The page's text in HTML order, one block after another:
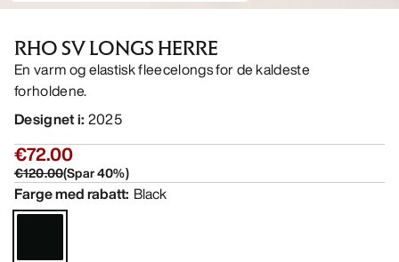
RHO SV LONGS HERRE
En varm og elastisk fleecelongs for de kaldeste
forholdene.
Designet i: 2025
€72.00
€120.00(Spar40%)
Farge med rabatt: Black